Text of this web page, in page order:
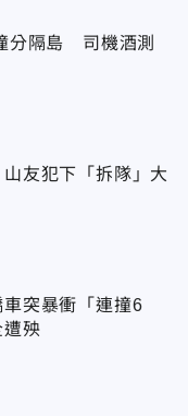
分隔島 司機酒測
友犯下「拆隊」大
突暴衝「連撞6
殃